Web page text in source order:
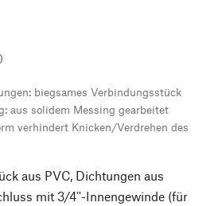
biegsames Verbindungsstück
aus solidem Messing gearbeitet
verhindert Knicken/Verdrehen des
aus PVC, Dichtungen aus
mit 3/4''-Innengewinde (für